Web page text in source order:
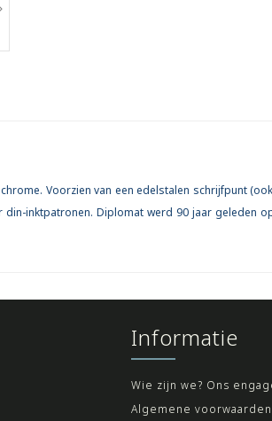
Voorzien van een edelstalen schrijfpunt
din-inktpatronen. Diplomat werd 90 jaar geleden
Informatie
Wie zijn we? Ons
Algemene voorwaarden